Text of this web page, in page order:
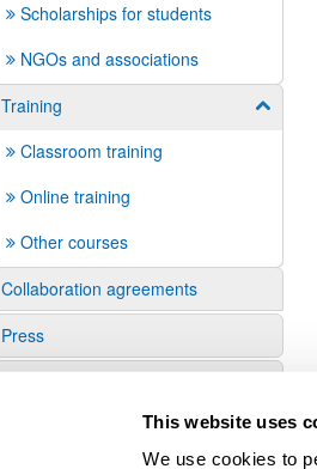
This website uses
We use cookies to
Scholarships for students
NGOs and associations
Training
Show/
Classroom training
Online training
Other courses
Collaboration agreements
Press